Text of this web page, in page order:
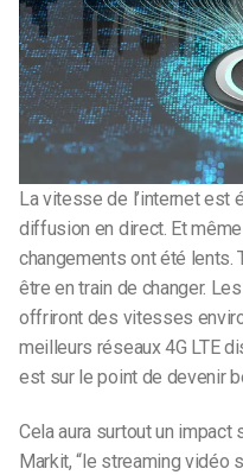
La vitesse de l’internet est
diffusion en direct. Et
changements ont été
être en train de changer.
offriront des vitesses
meilleurs réseaux 4G LTE
est sur le point de devenir
Cela aura surtout un impact
Markit, “le streaming vidéo